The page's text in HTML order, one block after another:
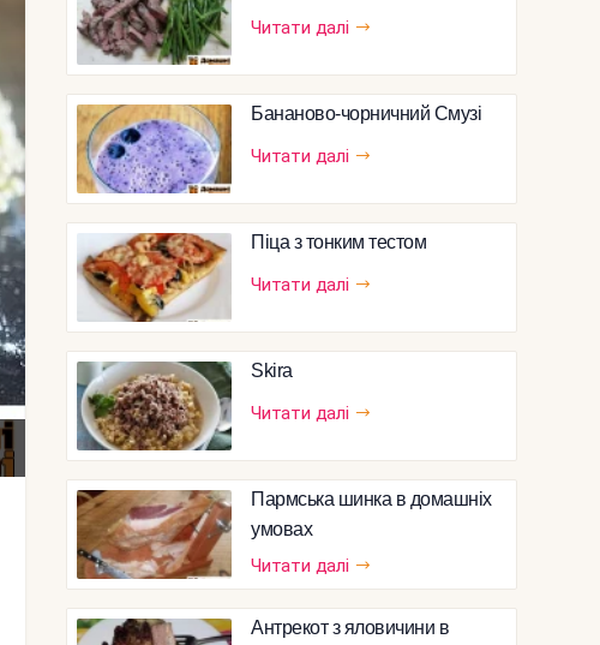
Читати далі
Бананово-чорничний Смузі
Читати далі
Піца з тонким тестом
Читати далі
Skira
Читати далі
Пармська шинка в домашніх
умовах
Читати далі
Антрекот з яловичини в